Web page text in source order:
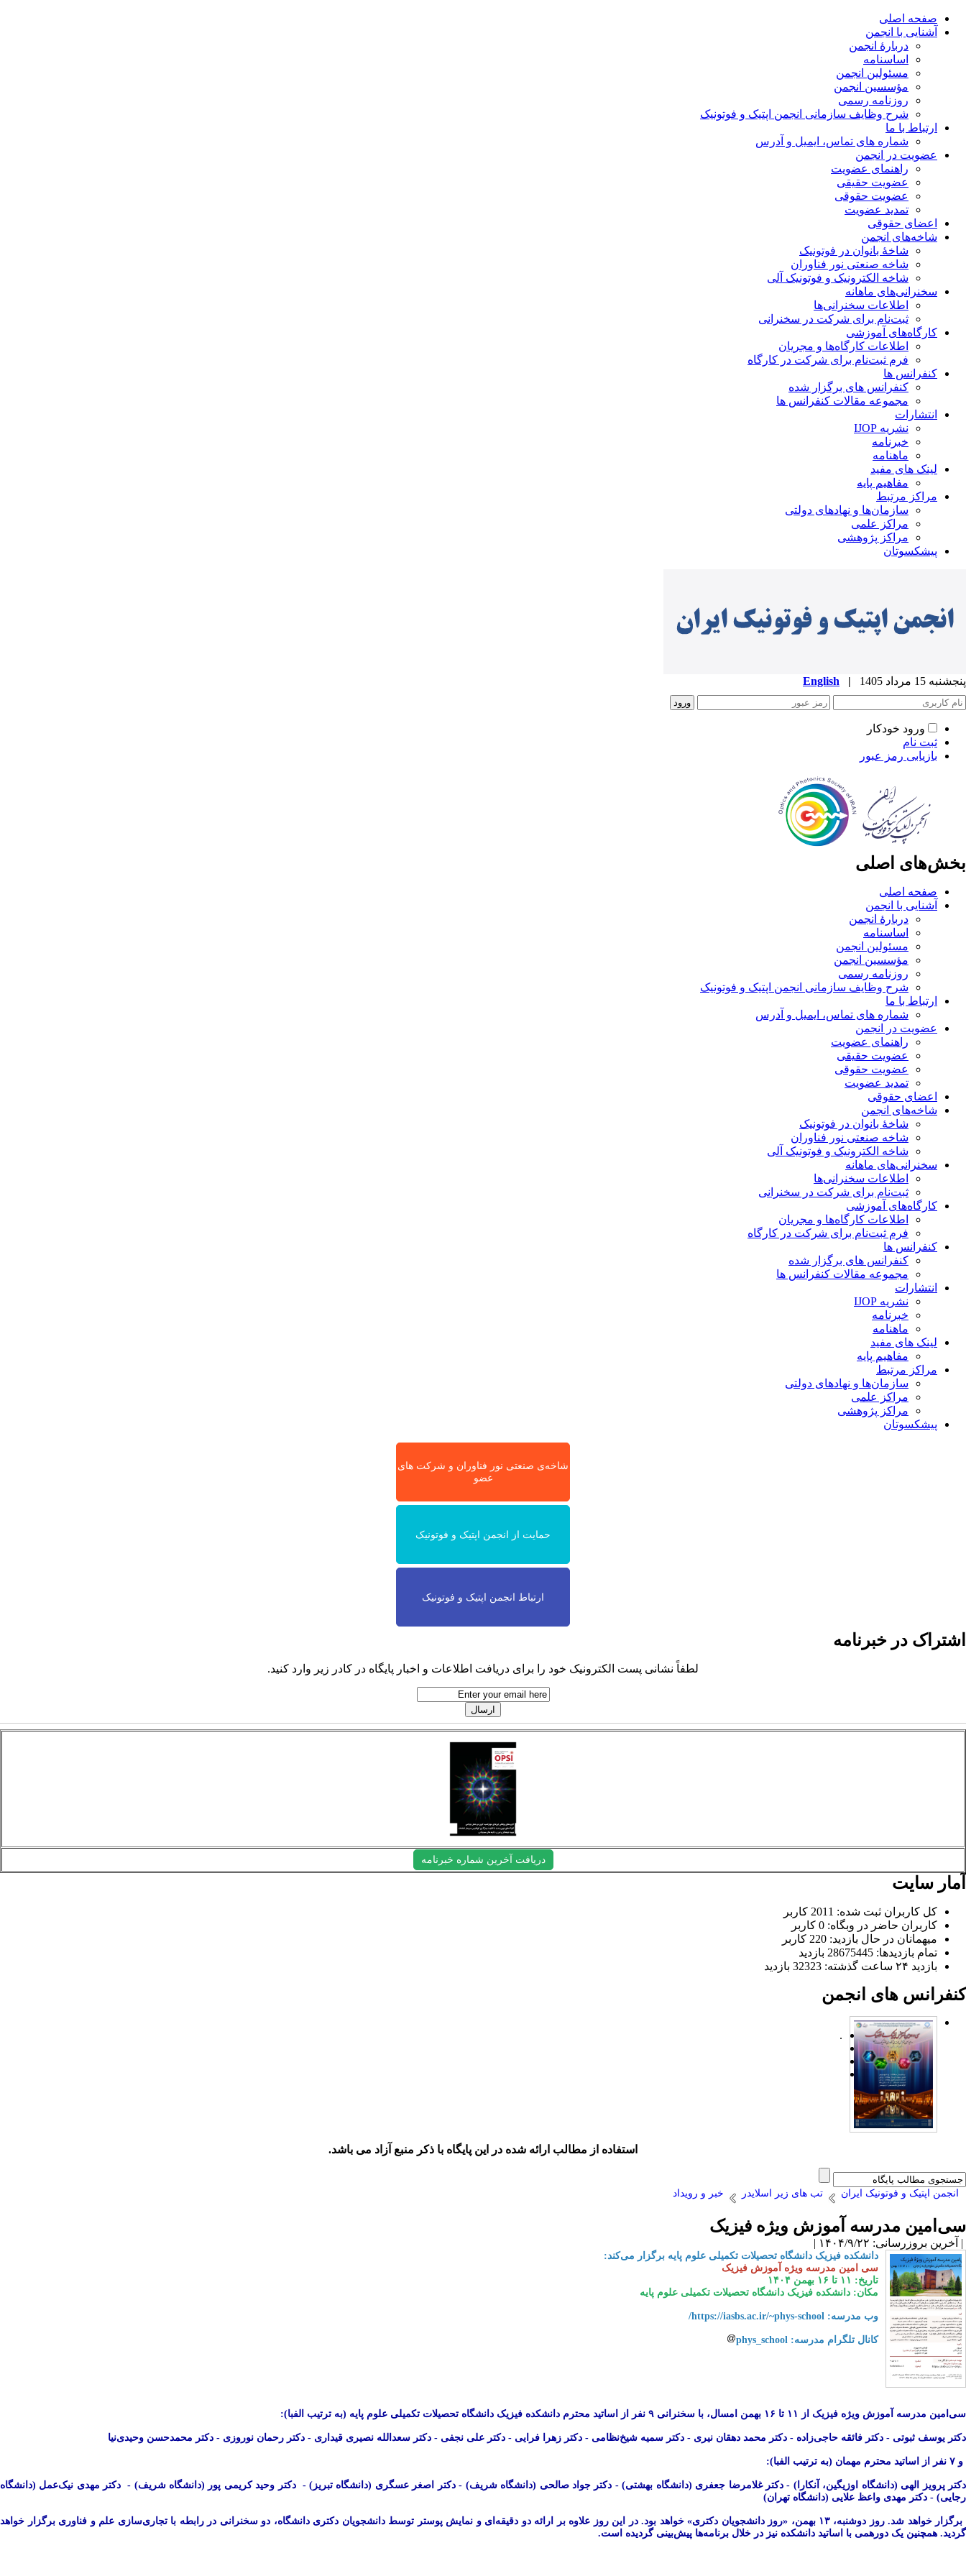
صفحه اصلی
آشنایی با انجمن
دربارۀ انجمن
اساسنامه
مسئولین انجمن
مؤسسین انجمن
روزنامه رسمی
شرح وظایف سازمانی انجمن اپتیک و فوتونیک
ارتباط با ما
شماره های تماس، ایمیل و آدرس
عضویت در انجمن
راهنمای عضویت
عضویت حقیقی
عضویت حقوقی
تمدید عضویت
اعضای حقوقی
شاخه‌های انجمن
شاخۀ بانوان در فوتونیک
شاخه صنعتی نور فناوران
شاخه‌ الکترونیک و فوتونیک آلی
سخنرانی‌های ماهانه
اطلاعات سخنرانی‌‌ها
ثبت‌نام برای شرکت در سخنرانی
کارگاه‌های آموزشی
اطلاعات کارگاه‌ها و مجریان
فرم ثبت‌نام برای شرکت در کارگاه
کنفرانس ها
کنفرانس های برگزار شده
مجموعه مقالات کنفرانس ها
انتشارات
نشریه IJOP
خبرنامه
ماهنامه
لینک های مفید
مفاهیم پایه
مراکز مرتبط
سازمان‌ها و نهادهای دولتی
مراکز علمی
مراکز پژوهشی
پیشکسوتان
پنجشنبه 15 مرداد 1405 |
English
ورود خودکار
ثبت نام
بازیابی رمز عبور
بخش‌های اصلی
صفحه اصلی
آشنایی با انجمن
دربارۀ انجمن
اساسنامه
مسئولین انجمن
مؤسسین انجمن
روزنامه رسمی
شرح وظایف سازمانی انجمن اپتیک و فوتونیک
ارتباط با ما
شماره های تماس، ایمیل و آدرس
عضویت در انجمن
راهنمای عضویت
عضویت حقیقی
عضویت حقوقی
تمدید عضویت
اعضای حقوقی
شاخه‌های انجمن
شاخۀ بانوان در فوتونیک
شاخه صنعتی نور فناوران
شاخه‌ الکترونیک و فوتونیک آلی
سخنرانی‌های ماهانه
اطلاعات سخنرانی‌‌ها
ثبت‌نام برای شرکت در سخنرانی
کارگاه‌های آموزشی
اطلاعات کارگاه‌ها و مجریان
فرم ثبت‌نام برای شرکت در کارگاه
کنفرانس ها
کنفرانس های برگزار شده
مجموعه مقالات کنفرانس ها
انتشارات
نشریه IJOP
خبرنامه
ماهنامه
لینک های مفید
مفاهیم پایه
مراکز مرتبط
سازمان‌ها و نهادهای دولتی
مراکز علمی
مراکز پژوهشی
پیشکسوتان
شاخه‌ی صنعتی نور فناوران و شرکت های
عضو
حمایت از انجمن اپتیک و فوتونیک
ارتباط انجمن اپتیک و فوتونیک
اشتراک در خبرنامه
لطفاً نشانی پست الکترونیک خود را برای دریافت اطلاعات و اخبار پایگاه در کادر زیر وارد کنید.
دریافت آخرین شماره خبرنامه
آمار سایت
کل کاربران ثبت شده: 2011 کاربر
کاربران حاضر در وبگاه: 0 کاربر
میهمانان در حال بازدید: 220 کاربر
تمام بازدید‌ها: 28675445 بازدید
بازدید ۲۴ ساعت گذشته: 32323 بازدید
کنفرانس های انجمن
.
استفاده از مطالب ارائه شده در این پایگاه با ذکر منبع آزاد می باشد.
انجمن اپتیک و فوتونیک ایران تب های زیر اسلایدر خبر و رویداد
سی‌امین مدرسه آموزش ویژه فیزیک
| آخرین بروزرسانی: ۱۴۰۴/۹/۲۲ |
دانشکده فیزیک دانشگاه تحصیلات تکمیلی علوم پایه برگزار می‌کند:
سی امین مدرسه ویژه آموزش فیزیک
تاریخ: ۱۱ تا ۱۶ بهمن ۱۴۰۴
مکان: دانشکده فیزیک دانشگاه تحصیلات تکمیلی علوم پایه
وب مدرسه: https://iasbs.ac.ir/~phys-school/
کانال تلگرام مدرسه: phys_school
سی‌امین مدرسه آموزش ویژه فیزیک از ۱۱ تا ۱۶ بهمن امسال، با سخنرانی ۹ نفر از اساتید محترم دانشکده فیزیک دانشگاه تحصیلات تکمیلی علوم پایه (به ترتیب الفبا):
دکتر یوسف ثبوتی - دکتر فائقه حاجی‌زاده - دکتر محمد دهقان نیری - دکتر سمیه شیخ‌نظامی - دکتر زهرا فرایی - دکتر علی‌ نجفی - دکتر سعدالله نصیری قیداری - دکتر رحمان نوروزی - دکتر محمدحسن وحیدی‌نیا
و ۷ نفر از اساتید محترم مهمان (به ترتیب الفبا):
دکتر پرویز الهی (دانشگاه اوزیگین، آنکارا) - دکتر غلامرضا جعفری (دانشگاه بهشتی) - دکتر جواد صالحی (دانشگاه شریف) - دکتر اصغر عسگری (دانشگاه تبریز) - دکتر وحید کریمی پور (دانشگاه شریف) - دکتر مهدی نیک‌‌عمل (دانشگاه
رجایی) - دکتر مهدی واعظ علایی (دانشگاه تهران)
برگزار خواهد شد. روز دوشنبه، ۱۳ بهمن،‌ «روز دانشجویان دکتری» خواهد بود. در این روز علاوه بر ارائه دو دقیقه‌ای و نمایش پوستر توسط دانشجویان دکتری دانشگاه، دو سخنرانی در رابطه با تجاری‌سازی علم و فناوری برگزار خواهد
گردید. همچنین یک دورهمی با اساتید دانشکده نیز در خلال برنامه‌ها پیش‌بینی گردیده است.